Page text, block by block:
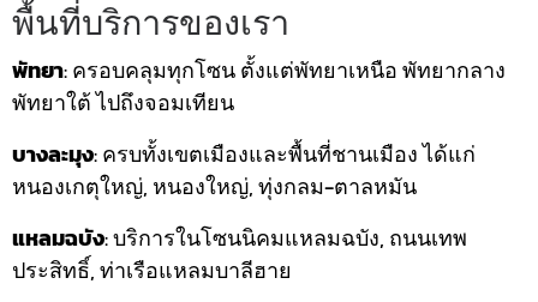
พื้นที่บริการของเรา
พัทยา: ครอบคลุมทุกโซน ตั้งแต่พัทยาเหนือ พัทยากลาง
พัทยาใต้ ไปถึงจอมเทียน
บางละมุง: ครบทั้งเขตเมืองและพื้นที่ชานเมือง ได้แก่
หนองเกตุใหญ่, หนองใหญ่, ทุ่งกลม-ตาลหมัน
แหลมฉบัง: บริการในโซนนิคมแหลมฉบัง, ถนนเทพ
ประสิทธิ์, ท่าเรือแหลมบาลีฮาย